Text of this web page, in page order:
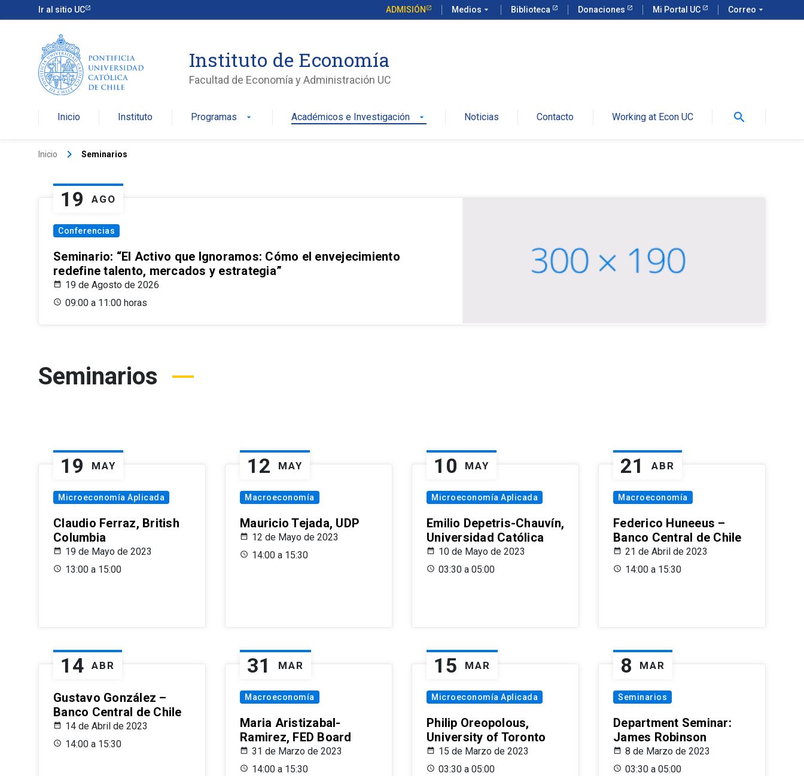
Ir al sitio UC ADMISIÓN Medios arrow_drop_down Biblioteca Donaciones Mi Portal UC Correo arrow_drop_down
Instituto de Economía
Facultad de Economía y Administración UC
Inicio Instituto Programas arrow_drop_down Académicos e Investigación arrow_drop_down Noticias Contacto Working at Econ UC search
Inicio keyboard_arrow_right Seminarios
19 AGO
Conferencias
Seminario: “El Activo que Ignoramos: Cómo el envejecimiento
redefine talento, mercados y estrategia”
19 de Agosto de 2026
09:00 a 11:00 horas
Seminarios
19 MAY
Microeconomía Aplicada
Claudio Ferraz, British
Columbia
19 de Mayo de 2023
13:00 a 15:00
12 MAY
Macroeconomía
Mauricio Tejada, UDP
12 de Mayo de 2023
14:00 a 15:30
10 MAY
Microeconomía Aplicada
Emilio Depetris-Chauvín,
Universidad Católica
10 de Mayo de 2023
03:30 a 05:00
21 ABR
Macroeconomía
Federico Huneeus –
Banco Central de Chile
21 de Abril de 2023
14:00 a 15:30
14 ABR
Gustavo González –
Banco Central de Chile
14 de Abril de 2023
14:00 a 15:30
31 MAR
Macroeconomía
Maria Aristizabal-
Ramirez, FED Board
31 de Marzo de 2023
14:00 a 15:30
15 MAR
Microeconomía Aplicada
Philip Oreopolous,
University of Toronto
15 de Marzo de 2023
03:30 a 05:00
8 MAR
Seminarios
Department Seminar:
James Robinson
8 de Marzo de 2023
03:30 a 05:00